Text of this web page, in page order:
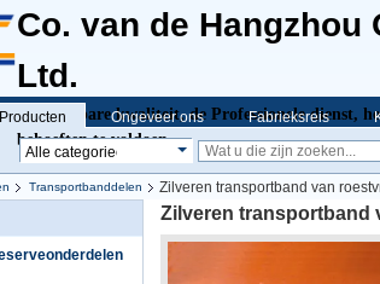
Co. van de Hangzhou
Ltd.
Betrouwbare kwaliteit, de Professionele dienst,
behoeften te voldoen
Producten Ongeveer ons Fabrieksreis
Transportbanddelen
Zilveren transportband van
Zilveren transportband